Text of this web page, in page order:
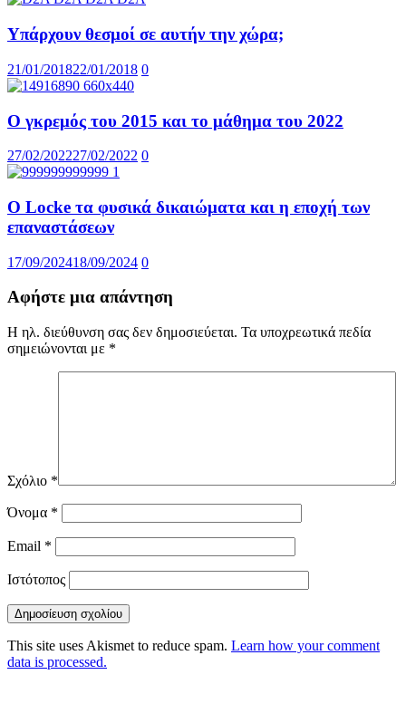
Υπάρχουν θεσμοί σε αυτήν την χώρα;
21/01/201822/01/2018 0
Ο γκρεμός του 2015 και το μάθημα του 2022
27/02/202227/02/2022 0
Ο Locke τα φυσικά δικαιώματα και η εποχή των
επαναστάσεων
17/09/202418/09/2024 0
Αφήστε μια απάντηση
Η ηλ. διεύθυνση σας δεν δημοσιεύεται. Τα υποχρεωτικά πεδία
σημειώνονται με *
Σχόλιο *
Όνομα *
Email *
Ιστότοπος
This site uses Akismet to reduce spam. Learn how your comment
data is processed.